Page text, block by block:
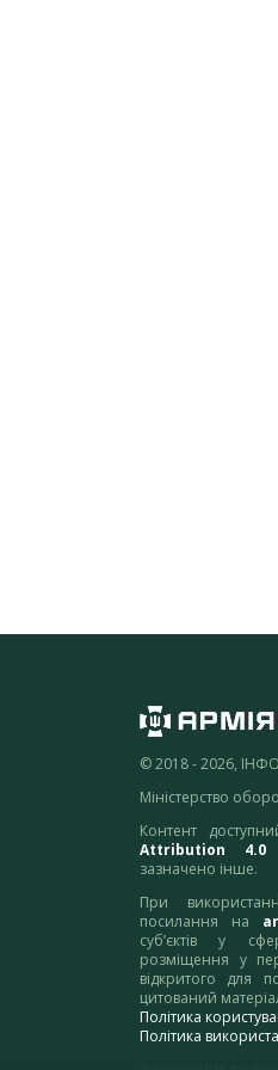
© 2018 - 2026,
Міністерство
Контент
Attribution 4.0
зазначено інше.
При
посилання на
суб’єктів у
розміщення у
відкритого для
цитований
Політика
Політика